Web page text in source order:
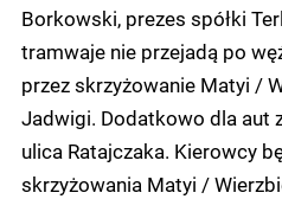
Borkowski, prezes spółki
tramwaje nie przejadą po
przez skrzyżowanie Matyi /
Jadwigi. Dodatkowo dla aut
ulica Ratajczaka. Kierowcy
skrzyżowania Matyi /